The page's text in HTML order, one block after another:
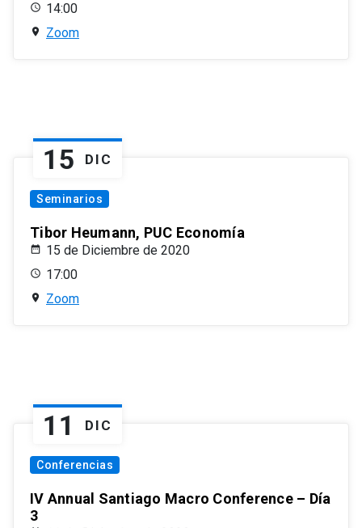
14:00
Zoom
15 DIC
Seminarios
Tibor Heumann, PUC Economía
15 de Diciembre de 2020
17:00
Zoom
11 DIC
Conferencias
IV Annual Santiago Macro Conference – Día
3